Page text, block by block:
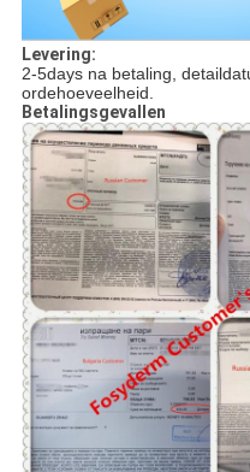
Levering:
2-5days na betaling,
ordehoeveelheid.
Betalingsgevallen